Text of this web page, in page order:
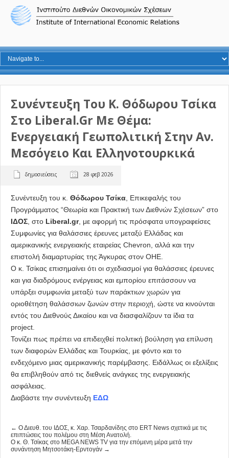
Συνέντευξη Του Κ. Θόδωρου Τσίκα
Στο Liberal.gr Με Θέμα:
Ενεργειακή Γεωπολιτική Στην Αν.
Μεσόγειο Και Ελληνοτουρκικά
δημοσιεύσεις 28 φεβ 2026
Συνέντευξη του κ. Θόδωρου Τσίκα , Επικεφαλής του
Προγράμματος “Θεωρία και Πρακτική των Διεθνών Σχέσεων” στο
ΙΔΟΣ , στο Liberal.gr, με αφορμή τις πρόσφατα υπογραφείσες
Συμφωνίες για θαλάσσιες έρευνες μεταξύ Ελλάδας και
αμερικανικής ενεργειακής εταιρείας Chevron, αλλά και την
επιστολή διαμαρτυρίας της Άγκυρας στον ΟΗΕ.
Ο κ. Τσίκας επισημαίνει ότι οι σχεδιασμοί για θαλάσσιες έρευνες
και για διαδρόμους ενέργειας και εμπορίου επιτάσσουν να
υπάρξει συμφωνία μεταξύ των παράκτιων χωρών για
οριοθέτηση θαλάσσιων ζωνών στην περιοχή, ώστε να κινούνται
εντός του Διεθνούς Δικαίου και να διασφαλίζουν τα ίδια τα
project.
Τονίζει πως πρέπει να επιδειχθεί πολιτική βούληση για επίλυση
των διαφορών Ελλάδας και Τουρκίας, με φόντο και το
ενδεχόμενο μιας αμερικανικής παρέμβασης. Ειδάλλως οι εξελίξεις
θα επιβληθούν από τις διεθνείς ανάγκες της ενεργειακής
ασφάλειας.
Διαβάστε την συνέντευξη ΕΔΩ
← Ο Διευθ. του ΙΔΟΣ, κ. Χαρ. Τσαρδανίδης στο ERT News σχετικά με τις
επιπτώσεις του πολέμου στη Μέση Ανατολή.
Ο κ. Θ. Τσίκας στο MEGA NEWS TV για την επόμενη μέρα μετά την
συνάντηση Μητσοτάκη-Ερντογάν →